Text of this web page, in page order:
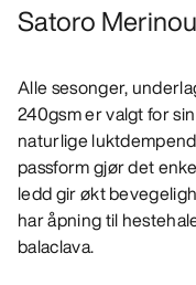
Satoro
Alle sesonger,
240gsm er valgt for
naturlige
passform gjør det
ledd gir økt
har åpning til
balaclava.